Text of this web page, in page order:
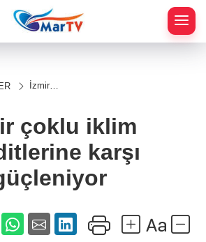
İzmir
karşı
güçleniyor
çoklu iklim
karşı